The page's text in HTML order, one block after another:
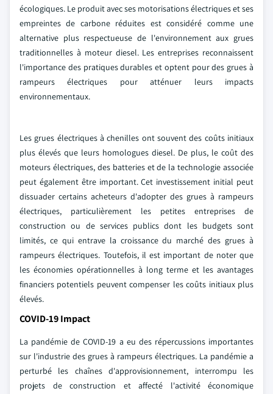
écologiques. Le produit avec ses motorisations électriques et ses
empreintes de carbone réduites est considéré comme une
alternative plus respectueuse de l'environnement aux grues
traditionnelles à moteur diesel. Les entreprises reconnaissent
l'importance des pratiques durables et optent pour des grues à
rampeurs électriques pour atténuer leurs impacts
environnementaux.
Les grues électriques à chenilles ont souvent des coûts initiaux
plus élevés que leurs homologues diesel. De plus, le coût des
moteurs électriques, des batteries et de la technologie associée
peut également être important. Cet investissement initial peut
dissuader certains acheteurs d'adopter des grues à rampeurs
électriques, particulièrement les petites entreprises de
construction ou de services publics dont les budgets sont
limités, ce qui entrave la croissance du marché des grues à
rampeurs électriques. Toutefois, il est important de noter que
les économies opérationnelles à long terme et les avantages
financiers potentiels peuvent compenser les coûts initiaux plus
élevés.
COVID-19 Impact
La pandémie de COVID-19 a eu des répercussions importantes
sur l'industrie des grues à rampeurs électriques. La pandémie a
perturbé les chaînes d'approvisionnement, interrompu les
projets de construction et affecté l'activité économique